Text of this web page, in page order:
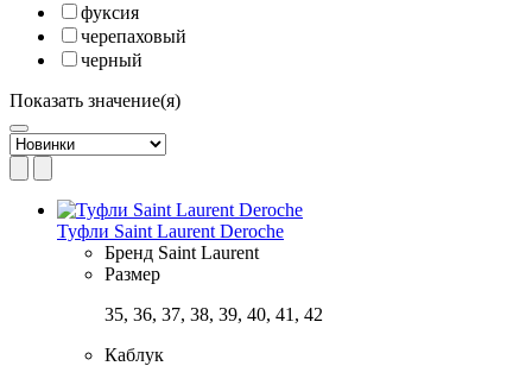
фуксия
черепаховый
черный
Показать значение(я)
Туфли Saint Laurent Deroche
Бренд Saint Laurent
Размер
35, 36, 37, 38, 39, 40, 41, 42
Каблук